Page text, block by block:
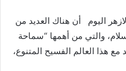
اليوم أن هناك العديد من
والتي من أهمها “سماحة
هذا العالم الفسيح المتنوع،